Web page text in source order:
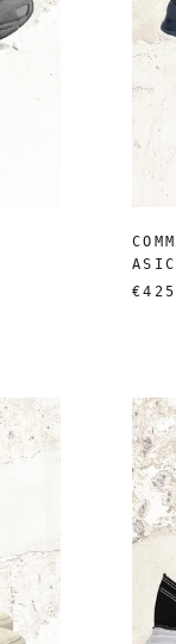
€425